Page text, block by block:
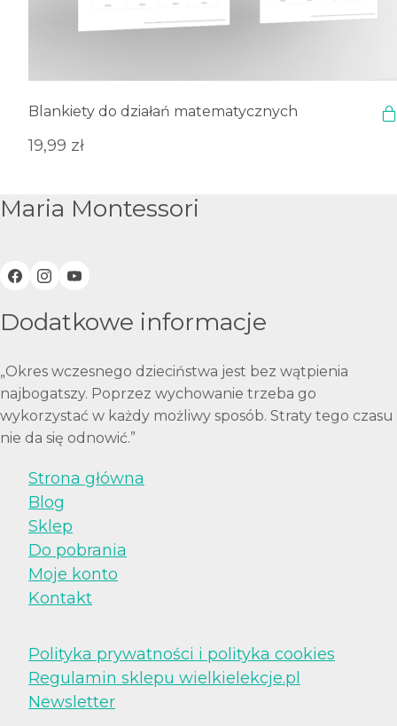
Blankiety do działań matematycznych
19,99 zł
Maria Montessori
Dodatkowe informacje
„Okres wczesnego dzieciństwa jest bez wątpienia
najbogatszy. Poprzez wychowanie trzeba go
wykorzystać w każdy możliwy sposób. Straty tego czasu
nie da się odnowić.”
Strona główna
Blog
Sklep
Do pobrania
Moje konto
Kontakt
Polityka prywatności i polityka cookies
Regulamin sklepu wielkielekcje.pl
Newsletter